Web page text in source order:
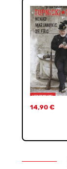
14,90 €